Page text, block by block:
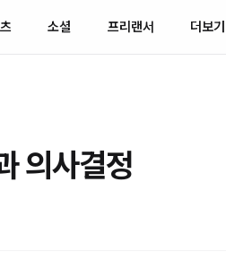
소셜 프리랜서 더보기
의사결정